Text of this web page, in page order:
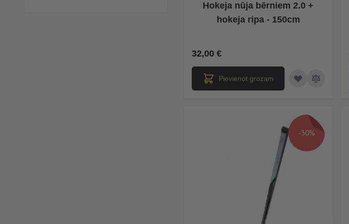
Hokeja nūja bērniem 2.0 +
hokeja ripa - 150cm
32,00 €
Pievienot grozam
-30%